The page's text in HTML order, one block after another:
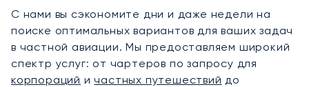
С нами вы сэкономите дни и даже недели на
поиске оптимальных вариантов для ваших задач
в частной авиации. Мы предоставляем широкий
спектр услуг: от чартеров по запросу для
корпораций ичастных путешествий до